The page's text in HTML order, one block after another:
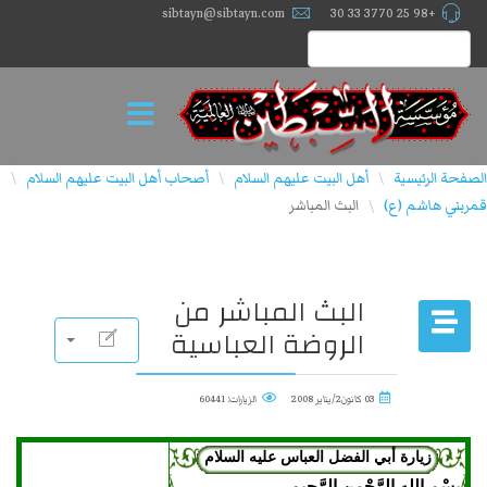
+98 25 3770 33 30
sibtayn@sibtayn.com
الصفحة الرئيسية \ أهل البيت عليهم السلام \ أصحاب أهل البيت علیهم السلام \
قمربني هاشم (ع) \ البث المباشر
البث المباشر من
الروضة العباسية
03 كانون2/يناير 2008 الزيارات: 60441
زيارة أبي الفضل العباس عليه السلام